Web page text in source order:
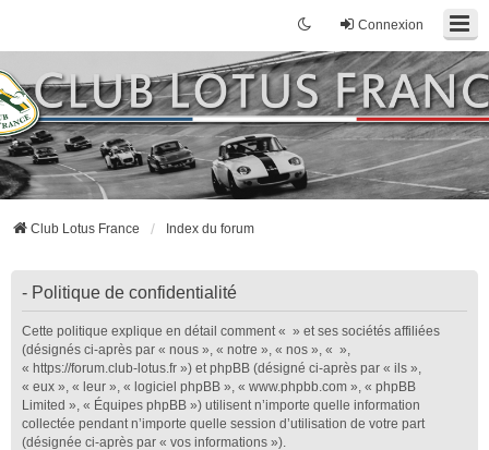
Connexion
Club Lotus France Index du forum
- Politique de confidentialité
Cette politique explique en détail comment « » et ses sociétés affiliées
(désignés ci-après par « nous », « notre », « nos », « »,
« https://forum.club-lotus.fr ») et phpBB (désigné ci-après par « ils »,
« eux », « leur », « logiciel phpBB », « www.phpbb.com », « phpBB
Limited », « Équipes phpBB ») utilisent n’importe quelle information
collectée pendant n’importe quelle session d’utilisation de votre part
(désignée ci-après par « vos informations »).